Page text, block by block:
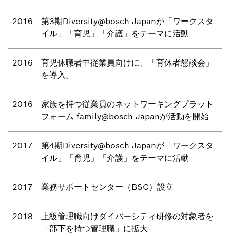
2016
第3期Diversity@bosch Japanが「ワークスタ
イル」「育児」「介護」をテーマに活動
2016
育児休職者中従業員向けに、「育休者懇談会」
を導入。
2016
家族を持つ従業員のネットワーキングプラット
フォーム family@bosch Japanが活動を開始
2017
第4期Diversity@bosch Japanが「ワークスタ
イル」「育児」「介護」をテーマに活動
2017 業務サポートセンター（BSC）設立
2018
上級管理職向けダイバーシティ研修の対象者を
「部下を持つ管理職」に拡大